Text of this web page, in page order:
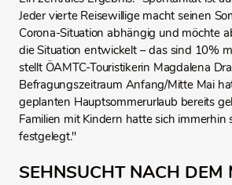
Jeder vierte Reisewillige macht seinen
Corona-Situation abhängig und möchte
die Situation entwickelt – das sind 10%
stellt ÖAMTC-Touristikerin Magdalena
Befragungszeitraum Anfang/Mitte Mai
geplanten Hauptsommerurlaub bereits
Familien mit Kindern hatte sich immerhin
festgelegt."
SEHNSUCHT NACH DEM